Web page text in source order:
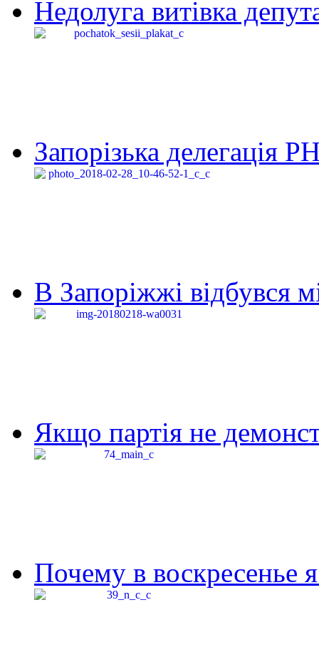
Недолуга витівка
Запорізька делегація
В Запоріжжі відбувся
Якщо партія не
Почему в воскресенье